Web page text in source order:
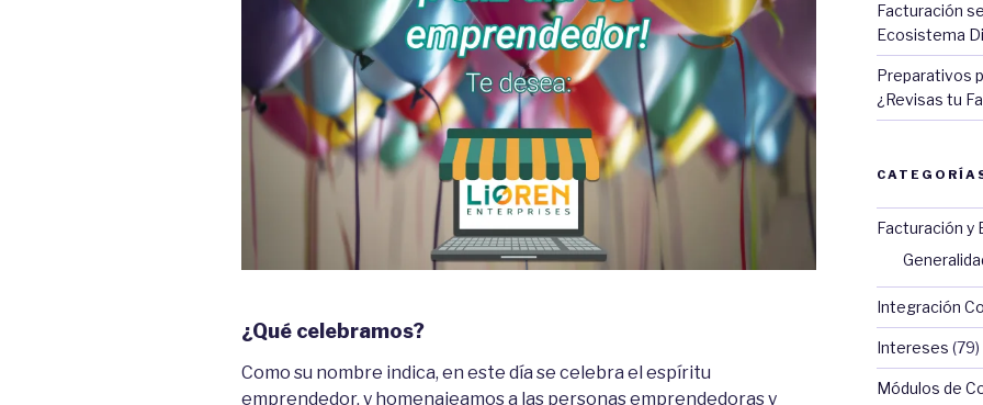
¿Qué celebramos?
Como su nombre indica, en este día se celebra el espíritu
emprendedor, y homenajeamos a las personas emprendedoras y
Facturación
Ecosistema
Preparativos
¿Revisas tu
Facturación y
Integración
Intereses (79)
Módulos de